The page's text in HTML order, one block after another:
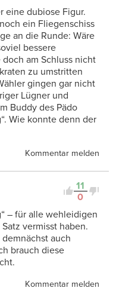
eine dubiose Figur.
ein Fliegenschiss
an die Runde: Wäre
bessere
am Schluss nicht
zu umstritten
gingen gar nicht
Lügner und
Buddy des Pädo
Wie konnte denn der
Kommentar melden
11
0
– für alle wehleidigen
vermisst haben.
auch
brauch diese
Kommentar melden